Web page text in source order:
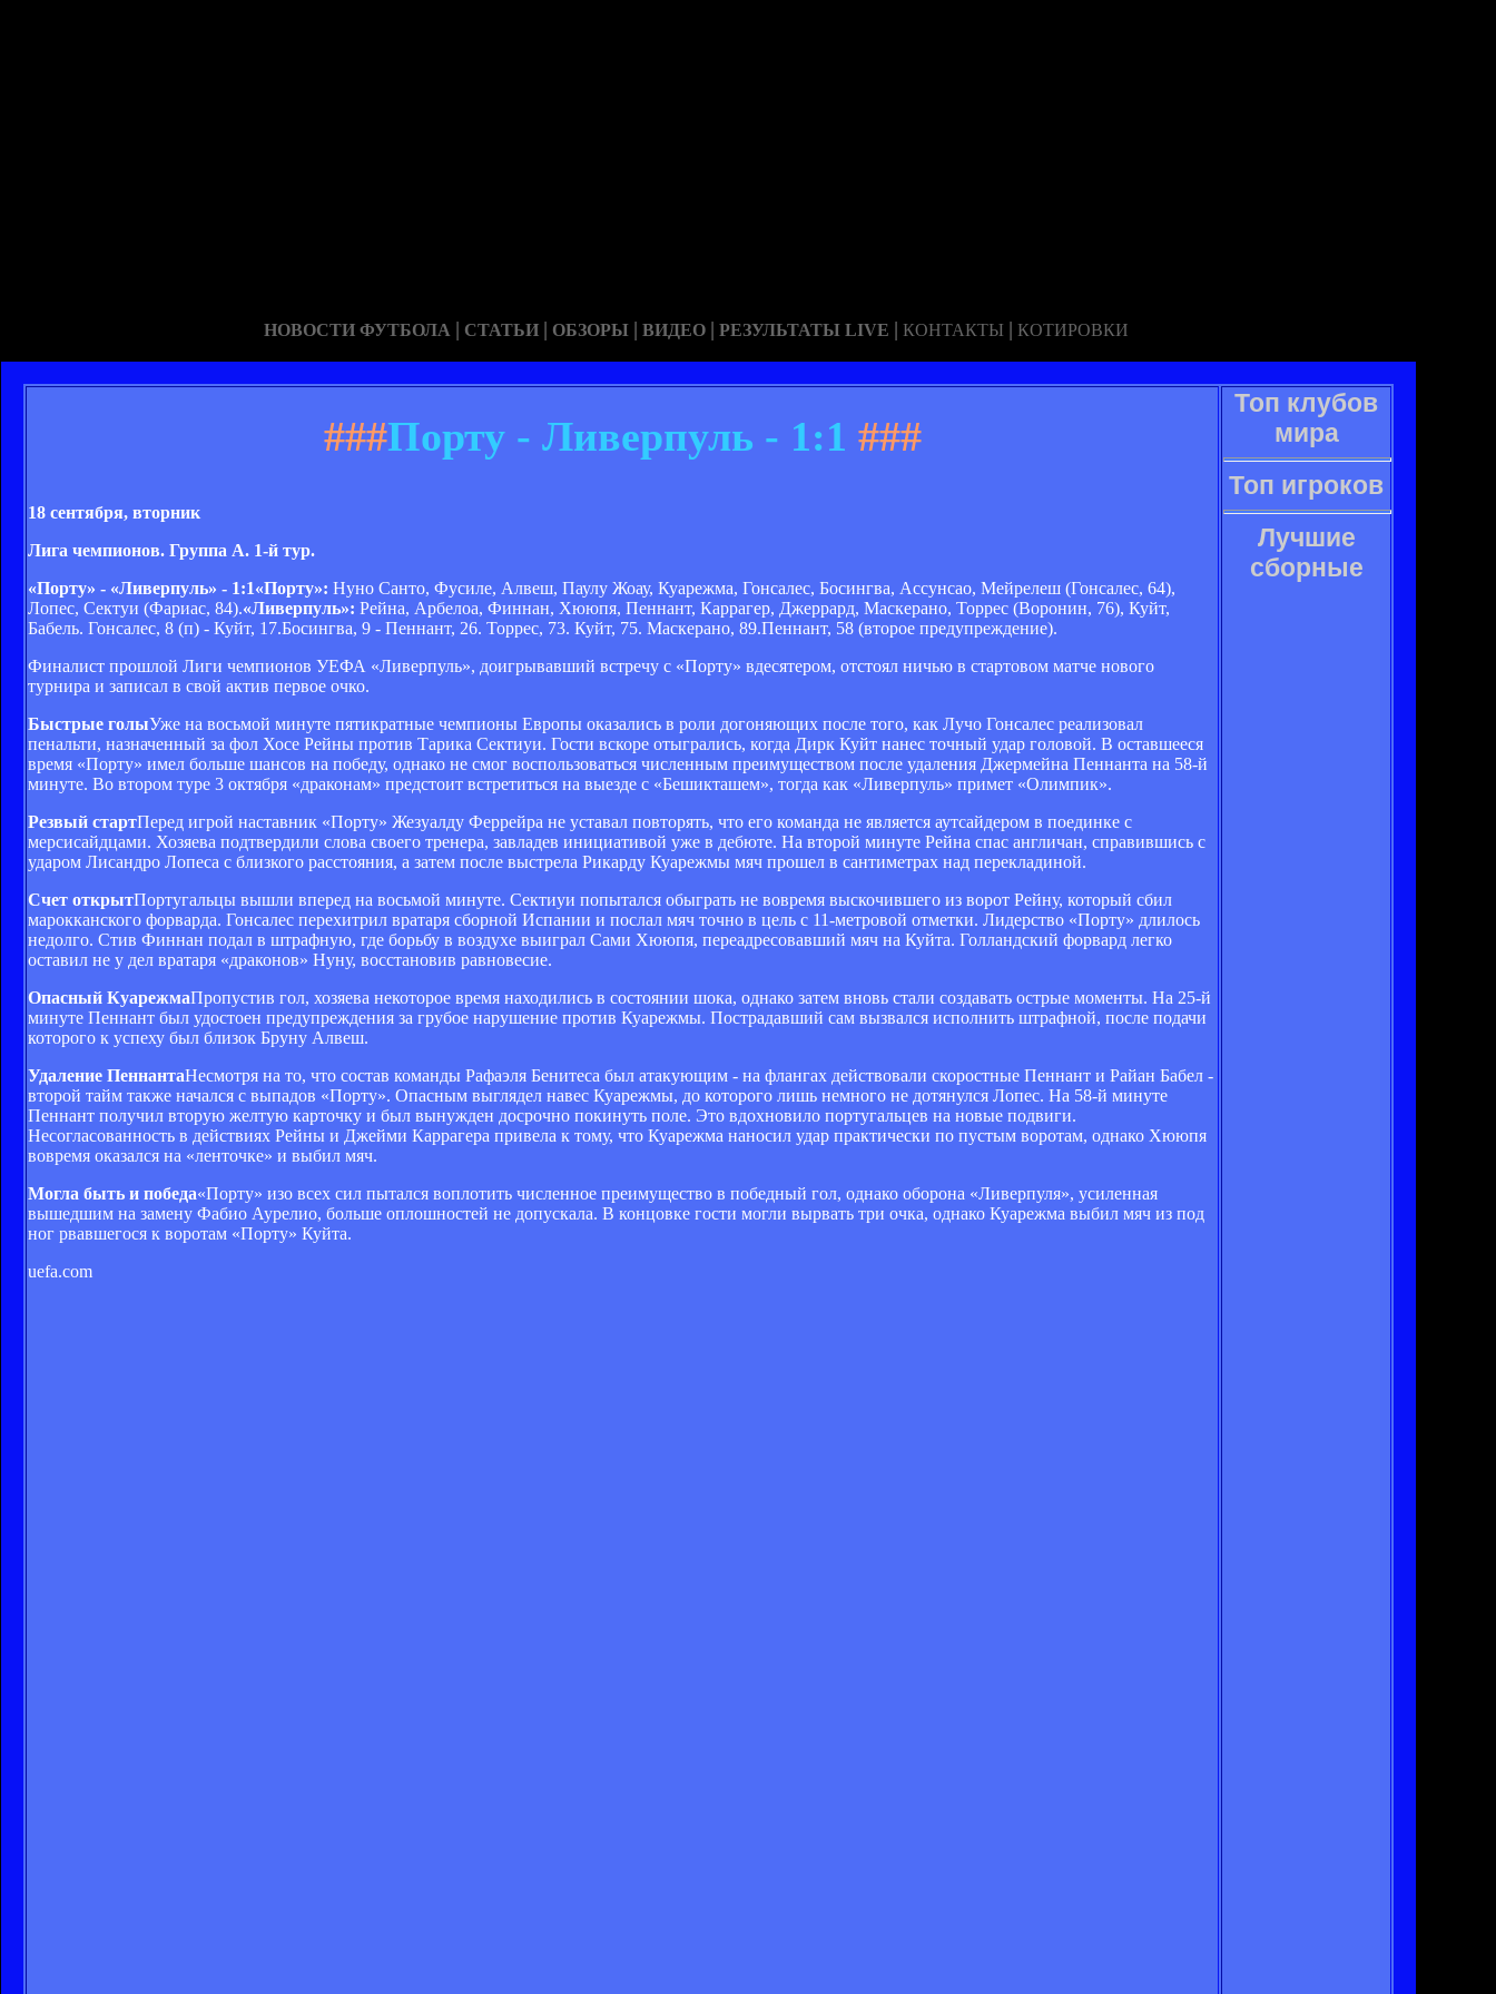
НОВОСТИ ФУТБОЛА | СТАТЬИ | ОБЗОРЫ | ВИДЕО | РЕЗУЛЬТАТЫ LIVE | КОНТАКТЫ | КОТИРОВКИ
###Порту - Ливерпуль - 1:1 ###
18 сентября, вторник
Лига чемпионов. Группа А. 1-й тур.
«Порту» - «Ливерпуль» - 1:1«Порту»: Нуно Санто, Фусиле, Алвеш, Паулу Жоау, Куарежма, Гонсалес, Босингва, Ассунсао, Мейрелеш (Гонсалес, 64),
Лопес, Сектуи (Фариас, 84).«Ливерпуль»: Рейна, Арбелоа, Финнан, Хююпя, Пеннант, Каррагер, Джеррард, Маскерано, Торрес (Воронин, 76), Куйт,
Бабель. Гонсалес, 8 (п) - Куйт, 17.Босингва, 9 - Пеннант, 26. Торрес, 73. Куйт, 75. Маскерано, 89.Пеннант, 58 (второе предупреждение).
Финалист прошлой Лиги чемпионов УЕФА «Ливерпуль», доигрывавший встречу с «Порту» вдесятером, отстоял ничью в стартовом матче нового
турнира и записал в свой актив первое очко.
Быстрые голыУже на восьмой минуте пятикратные чемпионы Европы оказались в роли догоняющих после того, как Лучо Гонсалес реализовал
пенальти, назначенный за фол Хосе Рейны против Тарика Сектиуи. Гости вскоре отыгрались, когда Дирк Куйт нанес точный удар головой. В оставшееся
время «Порту» имел больше шансов на победу, однако не смог воспользоваться численным преимуществом после удаления Джермейна Пеннанта на 58-й
минуте. Во втором туре 3 октября «драконам» предстоит встретиться на выезде с «Бешикташем», тогда как «Ливерпуль» примет «Олимпик».
Резвый стартПеред игрой наставник «Порту» Жезуалду Феррейра не уставал повторять, что его команда не является аутсайдером в поединке с
мерсисайдцами. Хозяева подтвердили слова своего тренера, завладев инициативой уже в дебюте. На второй минуте Рейна спас англичан, справившись с
ударом Лисандро Лопеса с близкого расстояния, а затем после выстрела Рикарду Куарежмы мяч прошел в сантиметрах над перекладиной.
Счет открытПортугальцы вышли вперед на восьмой минуте. Сектиуи попытался обыграть не вовремя выскочившего из ворот Рейну, который сбил
марокканского форварда. Гонсалес перехитрил вратаря сборной Испании и послал мяч точно в цель с 11-метровой отметки. Лидерство «Порту» длилось
недолго. Стив Финнан подал в штрафную, где борьбу в воздухе выиграл Сами Хююпя, переадресовавший мяч на Куйта. Голландский форвард легко
оставил не у дел вратаря «драконов» Нуну, восстановив равновесие.
Опасный КуарежмаПропустив гол, хозяева некоторое время находились в состоянии шока, однако затем вновь стали создавать острые моменты. На 25-й
минуте Пеннант был удостоен предупреждения за грубое нарушение против Куарежмы. Пострадавший сам вызвался исполнить штрафной, после подачи
которого к успеху был близок Бруну Алвеш.
Удаление ПеннантаНесмотря на то, что состав команды Рафаэля Бенитеса был атакующим - на флангах действовали скоростные Пеннант и Райан Бабел -
второй тайм также начался с выпадов «Порту». Опасным выглядел навес Куарежмы, до которого лишь немного не дотянулся Лопес. На 58-й минуте
Пеннант получил вторую желтую карточку и был вынужден досрочно покинуть поле. Это вдохновило португальцев на новые подвиги.
Несогласованность в действиях Рейны и Джейми Каррагера привела к тому, что Куарежма наносил удар практически по пустым воротам, однако Хююпя
вовремя оказался на «ленточке» и выбил мяч.
Могла быть и победа«Порту» изо всех сил пытался воплотить численное преимущество в победный гол, однако оборона «Ливерпуля», усиленная
вышедшим на замену Фабио Аурелио, больше оплошностей не допускала. В концовке гости могли вырвать три очка, однако Куарежма выбил мяч из под
ног рвавшегося к воротам «Порту» Куйта.
uefa.com
Топ клубов
мира
Топ игроков
Лучшие
сборные